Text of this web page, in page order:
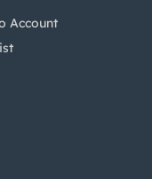
Account